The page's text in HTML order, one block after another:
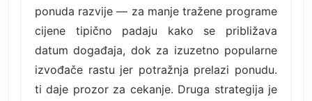
ponuda razvije — za manje tražene programe
cijene tipično padaju kako se približava
datum događaja, dok za izuzetno popularne
izvođače rastu jer potražnja prelazi ponudu.
ti daje prozor za cekanje. Druga strategija je